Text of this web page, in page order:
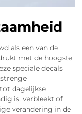
als een van de
met de hoogste
speciale decals
dagelijkse
is, verbleekt of
verandering in de